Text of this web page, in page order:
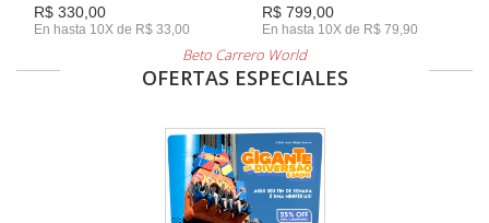
R$ 330,00
En hasta 10X de R$ 33,00
R$ 799,00
En hasta 10X de R$ 79,90
Beto Carrero World
OFERTAS ESPECIALES